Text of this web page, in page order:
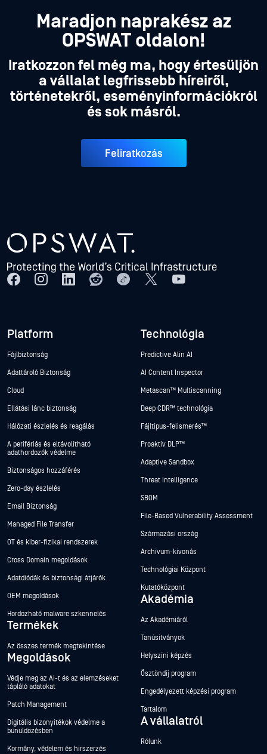
Maradjon naprakész az
OPSWAT oldalon!
Iratkozzon fel még ma, hogy értesüljön
a vállalat legfrissebb híreiről,
történetekről, eseményinformációkról
és sok másról.
Feliratkozás
Platform
Fájlbiztonság
Adattároló Biztonság
Cloud
Ellátási lánc biztonság
Hálózati észlelés és reagálás
A perifériás és eltávolítható
adathordozók védelme
Biztonságos hozzáférés
Zero-day észlelés
Email Biztonság
Managed File Transfer
OT és kiber-fizikai rendszerek
Cross Domain megoldások
Adatdiódák és biztonsági átjárók
OEM megoldások
Hordozható malware szkennelés
Termékek
Az összes termék megtekintése
Megoldások
Védje meg az AI-t és az elemzéseket
tápláló adatokat
Patch Management
Digitális bizonyítékok védelme a
bűnüldözésben
Kormány, védelem és hírszerzés
Technológia
Predictive Alin AI
AI Content Inspector
Metascan™ Multiscanning
Deep CDR™ technológia
Fájltípus-felismerés™
Proaktív DLP™
Adaptive Sandbox
Threat Intelligence
SBOM
File-Based Vulnerability Assessment
Származási ország
Archívum-kivonás
Technológiai Központ
Kutatóközpont
Akadémia
Az Akadémiáról
Tanúsítványok
Helyszíni képzés
Ösztöndíj program
Engedélyezett képzési program
Tartalom
A vállalatról
Rólunk